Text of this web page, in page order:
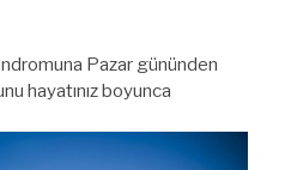
Pazar gününden
hayatınız boyunca